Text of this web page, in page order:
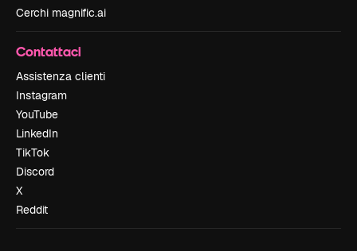
Cerchi magnific.ai
Contattaci
Assistenza clienti
Instagram
YouTube
LinkedIn
TikTok
Discord
X
Reddit